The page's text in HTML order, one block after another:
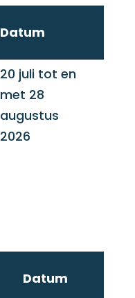
Datum
20 juli tot en
met 28
augustus
2026
Datum